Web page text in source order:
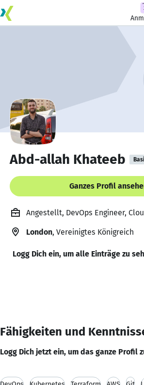
Abd-allah Khateeb
Ganzes Profil
Angestellt, DevOps Engineer,
London, Vereinigtes Königreich
Logg Dich ein, um alle Einträge zu
Fähigkeiten und
Logg Dich jetzt ein, um das ganze Profil